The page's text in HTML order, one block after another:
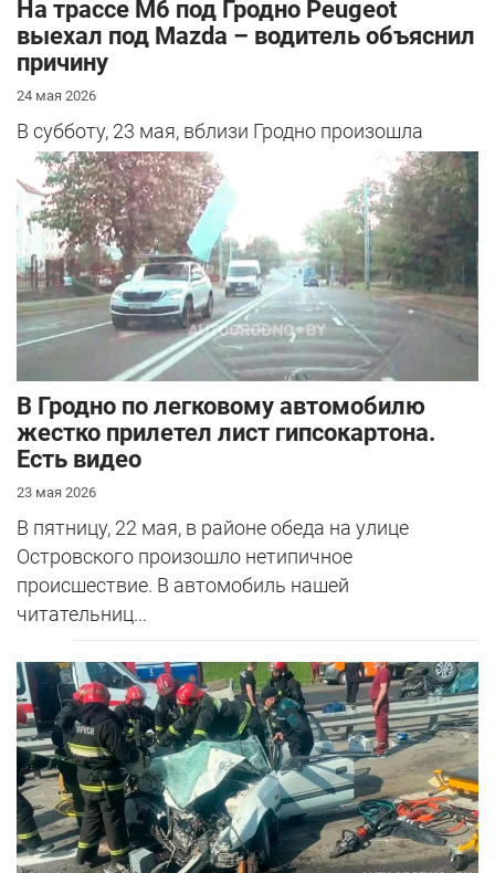
На трассе М6 под Гродно Peugeot
выехал под Mazda – водитель объяснил
причину
24 мая 2026
В субботу, 23 мая, вблизи Гродно произошла
серьезная авария – столкнулись Mazda и
Peugeot. Читатель АвтоГродно поделился...
В Гродно по легковому автомобилю
жестко прилетел лист гипсокартона.
Есть видео
23 мая 2026
В пятницу, 22 мая, в районе обеда на улице
Островского произошло нетипичное
происшествие. В автомобиль нашей
читательниц...